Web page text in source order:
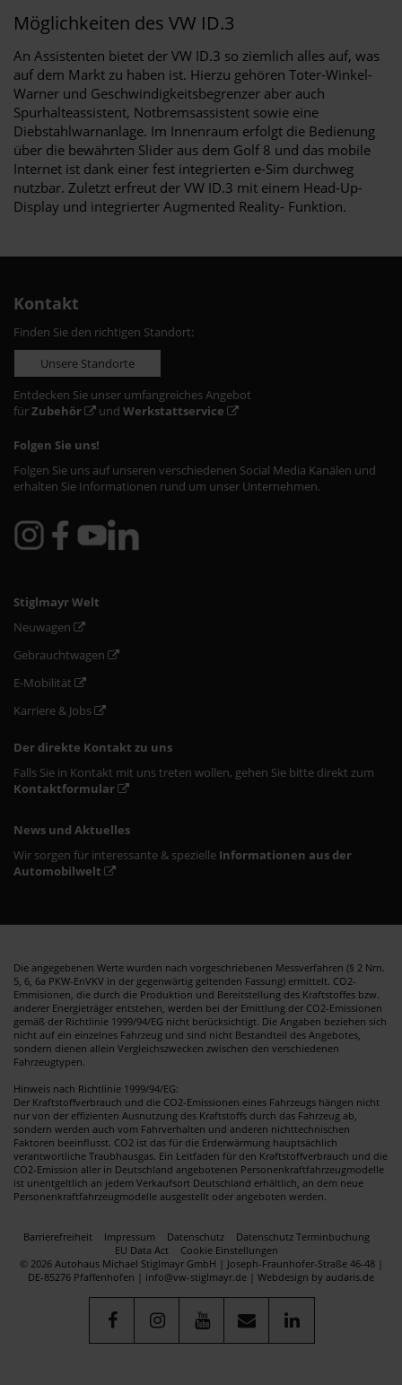
Möglichkeiten des VW ID.3
An Assistenten bietet der VW ID.3 so ziemlich alles auf, was
auf dem Markt zu haben ist. Hierzu gehören Toter-Winkel-
Warner und Geschwindigkeitsbegrenzer aber auch
Spurhalteassistent, Notbremsassistent sowie eine
Diebstahlwarnanlage. Im Innenraum erfolgt die Bedienung
über die bewährten Slider aus dem Golf 8 und das mobile
Internet ist dank einer fest integrierten e-Sim durchweg
nutzbar. Zuletzt erfreut der VW ID.3 mit einem Head-Up-
Display und integrierter Augmented Reality- Funktion.
Kontakt
Finden Sie den richtigen Standort:
Unsere Standorte
Entdecken Sie unser umfangreiches Angebot
fürZubehör und Werkstattservice
Folgen Sie uns!
Folgen Sie uns auf unseren verschiedenen Social Media Kanälen und
erhalten Sie Informationen rund um unser Unternehmen.
Stiglmayr Welt
Neuwagen
Gebrauchtwagen
E-Mobilität
Karriere & Jobs
Der direkte Kontakt zu uns
Falls Sie in Kontakt mit uns treten wollen, gehen Sie bitte direkt zum
Kontaktformular
News und Aktuelles
Wir sorgen für interessante & spezielle Informationen aus der
Automobilwelt
Die angegebenen Werte wurden nach vorgeschriebenen Messverfahren (§ 2 Nrn.
5, 6, 6a PKW-EnVKV in der gegenwärtig geltenden Fassung) ermittelt. CO2-
Emmisionen, die durch die Produktion und Bereitstellung des Kraftstoffes bzw.
anderer Energieträger entstehen, werden bei der Emittlung der CO2-Emissionen
gemäß der Richtlinie 1999/94/EG nicht berücksichtigt. Die Angaben beziehen sich
nicht auf ein einzelnes Fahrzeug und sind nicht Bestandteil des Angebotes,
sondern dienen allein Vergleichszwecken zwischen den verschiedenen
Fahrzeugtypen.
Hinweis nach Richtlinie 1999/94/EG:
Der Kraftstoffverbrauch und die CO2-Emissionen eines Fahrzeugs hängen nicht
nur von der effizienten Ausnutzung des Kraftstoffs durch das Fahrzeug ab,
sondern werden auch vom Fahrverhalten und anderen nichttechnischen
Faktoren beeinflusst. CO2 ist das für die Erderwärmung hauptsächlich
verantwortliche Traubhausgas. Ein Leitfaden für den Kraftstoffverbrauch und die
CO2-Emission aller in Deutschland angebotenen Personenkraftfahrzeugmodelle
ist unentgeltlich an jedem Verkaufsort Deutschland erhältlich, an dem neue
Personenkraftfahrzeugmodelle ausgestellt oder angeboten werden.
Barrierefreiheit Impressum Datenschutz
Datenschutz Terminbuchung
EU Data Act
Cookie Einstellungen
© 2026 Autohaus Michael Stiglmayr GmbH | Joseph-Fraunhofer-Straße 46-48 |
DE-85276 Pfaffenhofen | info@vw-stiglmayr.de | Webdesign by audaris.de